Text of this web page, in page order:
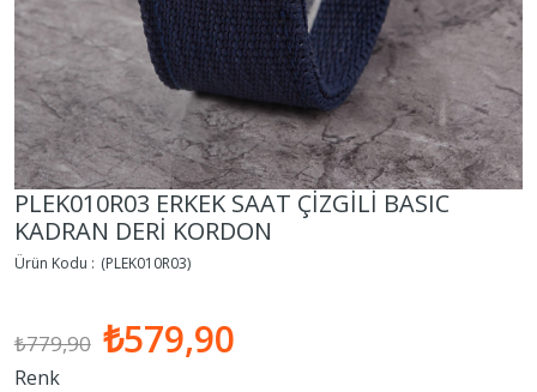
PLEK010R03 ERKEK SAAT ÇİZGİLİ BASIC
KADRAN DERİ KORDON
(PLEK010R03)
₺779,90 ₺579,90
Renk